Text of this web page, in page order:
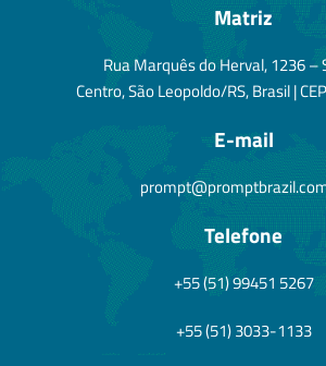
Matriz
Rua Marquês do Herval, 1236 –
Centro, São Leopoldo/RS, Brasil |
E-mail
Telefone
+55 (51) 99451 5267
+55 (51) 3033-1133